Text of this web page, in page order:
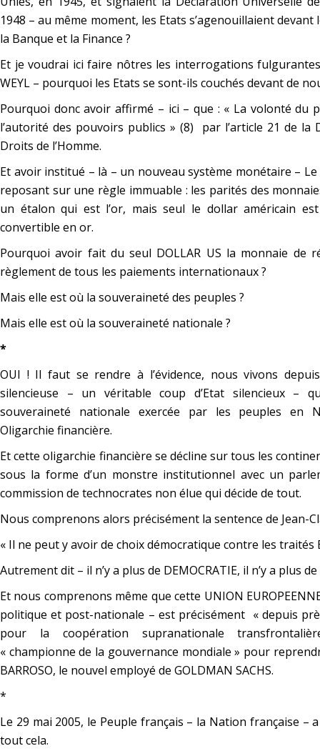
1948 – au même moment, les Etats s’agenouillaient devant
la Banque et la Finance ?
Et je voudrai ici faire nôtres les interrogations
WEYL – pourquoi les Etats se sont-ils couchés devant de
Pourquoi donc avoir affirmé – ici – que : « La volonté du
l’autorité des pouvoirs publics » (8)
par l’article 21 de la
Droits de l’Homme.
Et avoir institué – là – un nouveau système monétaire –
reposant sur une règle immuable : les parités des
un étalon qui est l’or, mais seul le dollar américain
convertible en or.
Pourquoi avoir fait du seul DOLLAR US la monnaie de
règlement de tous les paiements internationaux ?
Mais elle est où la souveraineté des peuples ?
Mais elle est où la souveraineté nationale ?
*
OUI ! Il faut se rendre à l’évidence, nous vivons
silencieuse – un véritable coup d’Etat silencieux –
souveraineté nationale exercée par les peuples en
Oligarchie financière.
Et cette oligarchie financière se décline sur tous les
sous la forme d’un monstre institutionnel avec un
commission de technocrates non élue qui décide de tout.
Nous comprenons alors précisément la sentence de Jean-
« Il ne peut y avoir de choix démocratique contre les traités
Autrement dit – il n’y a plus de DEMOCRATIE, il n’y a plus de
Et nous comprenons même que cette UNION
politique et post-nationale – est précisément « depuis
pour la coopération supranationale
« championne de la gouvernance mondiale » pour
BARROSO, le nouvel employé de GOLDMAN SACHS.
*
Le 29 mai 2005, le Peuple français – la Nation française –
tout cela.